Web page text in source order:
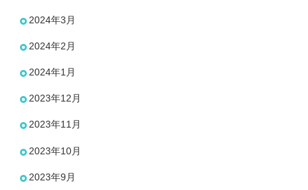
2024年3月
2024年2月
2024年1月
2023年12月
2023年11月
2023年10月
2023年9月